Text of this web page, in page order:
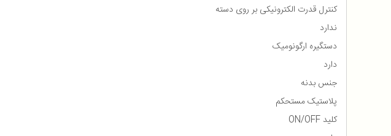
کنترل قدرت الکترونیکی بر روی دسته
ندارد
دستگیره ارگونومیک
دارد
جنس بدنه
پلاستیک مستحکم
کلید ON/OFF